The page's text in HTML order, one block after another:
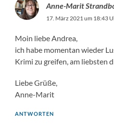
Anne-Marit
17. März 2021 um 18:43
Moin liebe Andrea,
ich habe momentan wieder
Krimi zu greifen, am liebsten
Liebe Grüße,
Anne-Marit
ANTWORTEN